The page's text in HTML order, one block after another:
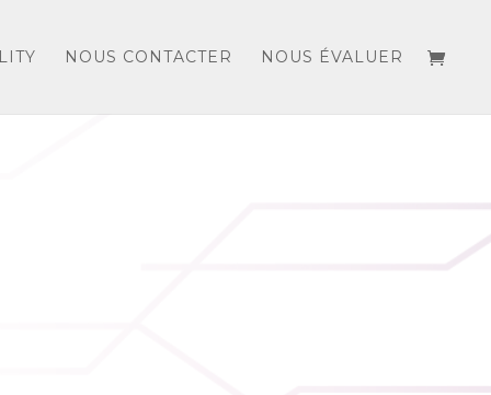
NOUS CONTACTER NOUS ÉVALUER